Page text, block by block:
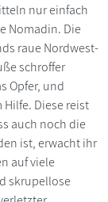
nur einfach
Nomadin. Die
raue Nordwest-
schroffer
Opfer, und
Diese reist
auch noch die
ist, erwacht ihr
auf viele
skrupellose